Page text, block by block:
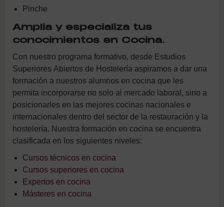
Pinche
Amplia y especializa tus
conocimientos en Cocina.
Con nuestro programa formativo, desde Estudios
Superiores Abiertos de Hostelería aspiramos a dar una
formación a nuestros alumnos en cocina que les
permita incorporarse no solo al mercado laboral, sino a
posicionarles en las mejores cocinas nacionales e
internacionales dentro del sector de la restauración y la
hostelería. Nuestra formación en cocina se encuentra
clasificada en los siguientes niveles:
Cursos técnicos en cocina
Cursos superiores en cocina
Expertos en cocina
Másteres en cocina